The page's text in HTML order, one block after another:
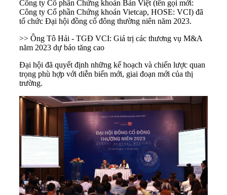
Công ty Cổ phần Chứng khoán Bản Việt (tên gọi mới:
Công ty Cổ phần Chứng khoán Vietcap, HOSE: VCI) đã
tổ chức Đại hội đồng cổ đông thường niên năm 2023.
>> Ông Tô Hải - TGĐ VCI: Giá trị các thương vụ M&A
năm 2023 dự báo tăng cao
Đại hội đã quyết định những kế hoạch và chiến lược quan
trọng phù hợp với diễn biến mới, giai đoạn mới của thị
trường.